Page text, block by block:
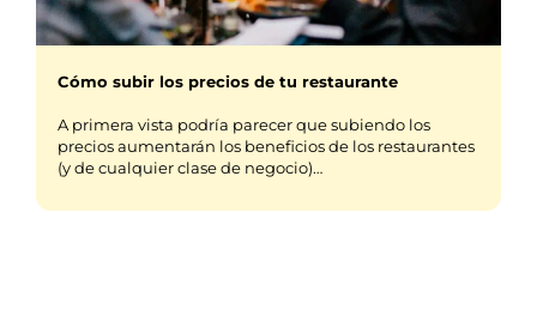
Cómo subir los precios de tu restaurante
A primera vista podría parecer que subiendo los
precios aumentarán los beneficios de los restaurantes
(y de cualquier clase de negocio)…